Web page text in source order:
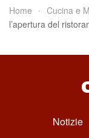
Home Cucina e
l’apertura del
Notizie